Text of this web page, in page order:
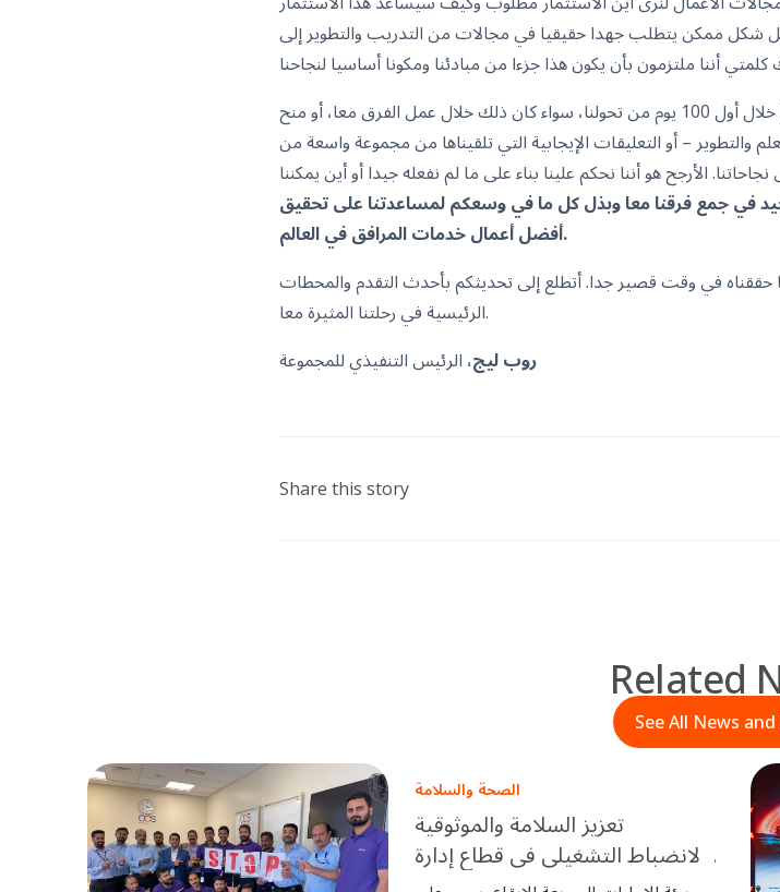
شكل ممكن يتطلب جهدا حقيقيا في مجالات من التدريب والتطوير إلى
وبالحديث عن النجاح، فقد شهدت بالفعل الكثير من هذا خلال أول 100 يوم من تحولنا، سواء كان ذلك خلال عمل الفرق معا، أو منح
والتطوير – أو التعليقات الإيجابية التي تلقيناها من مجموعة واسعة من
الأرجح هو أننا نحكم علينا بناء على ما لم نفعله جيدا أو أين يمكننا
في جمع فرقنا معا وبذل كل ما في وسعكم لمساعدتنا على تحقيق
أفضل أعمال خدمات المرافق في العالم.
في وقت قصير جدا. أتطلع إلى تحديثكم بأحدث التقدم والمحطات
الرئيسية في رحلتنا المثيرة معا.
روب ليج، الرئيس التنفيذي للمجموعة
Share this story
Related
See All News
الصحة والسلامة
تعزيز السلامة والموثوقية
والانضباط التشغيلي في قطاع إدارة
المرافق في الإمارات